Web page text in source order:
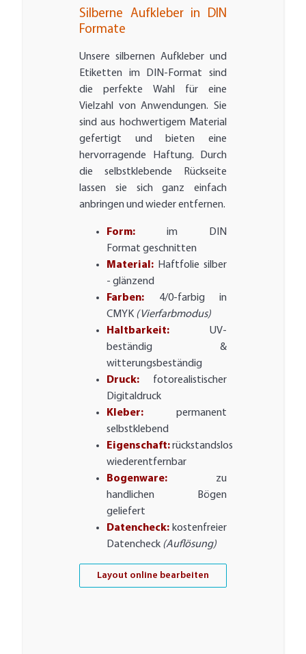
Silberne Aufkleber in DIN
Formate
Unsere silbernen Aufkleber und
Etiketten im DIN-Format sind
die perfekte Wahl für eine
Vielzahl von Anwendungen. Sie
sind aus hochwertigem Material
gefertigt und bieten eine
hervorragende Haftung. Durch
die selbstklebende Rückseite
lassen sie sich ganz einfach
anbringen und wieder entfernen.
Form: im DIN
Format geschnitten
Material: Haftfolie silber
- glänzend
Farben: 4/0-farbig in
CMYK (Vierfarbmodus)
Haltbarkeit: UV-
beständig &
witterungsbeständig
Druck: fotorealistischer
Digitaldruck
Kleber: permanent
selbstklebend
Eigenschaft:rückstandslos
wiederentfernbar
Bogenware: zu
handlichen Bögen
geliefert
Datencheck: kostenfreier
Datencheck (Auflösung)
Layout online bearbeiten